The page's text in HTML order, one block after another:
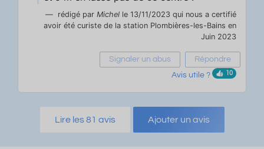
rédigé par Michel le 13/11/2023 qui nous a certifié
avoir été curiste de la station Plombières-les-Bains en
Juin 2023
Signaler un abus
Répondre
Avis utile ?
10
Lire les 81 avis Ajouter un avis